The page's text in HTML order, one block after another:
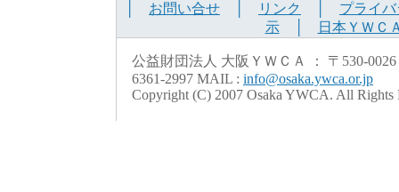
お問い合せ リンク
プライ
示│ 日本ＹＷＣ
公益財団法人 大阪ＹＷＣＡ ： 〒530-
6361-2997 MAIL : info@osaka.ywca.or.jp
Copyright (C) 2007 Osaka YWCA. All Rights